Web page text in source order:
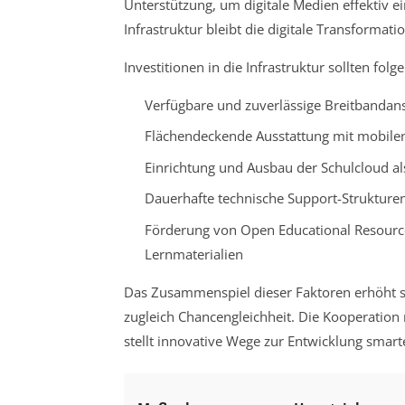
Unterstützung, um digitale Medien effektiv
Infrastruktur bleibt die digitale
Investitionen in die Infrastruktur sollten
Verfügbare und zuverlässige
Flächendeckende Ausstattung mit
Einrichtung und Ausbau der Schulcloud
Dauerhafte technische Support-
Förderung von Open Educational
Lernmaterialien
Das Zusammenspiel dieser Faktoren
zugleich Chancengleichheit. Die
stellt innovative Wege zur Entwicklung